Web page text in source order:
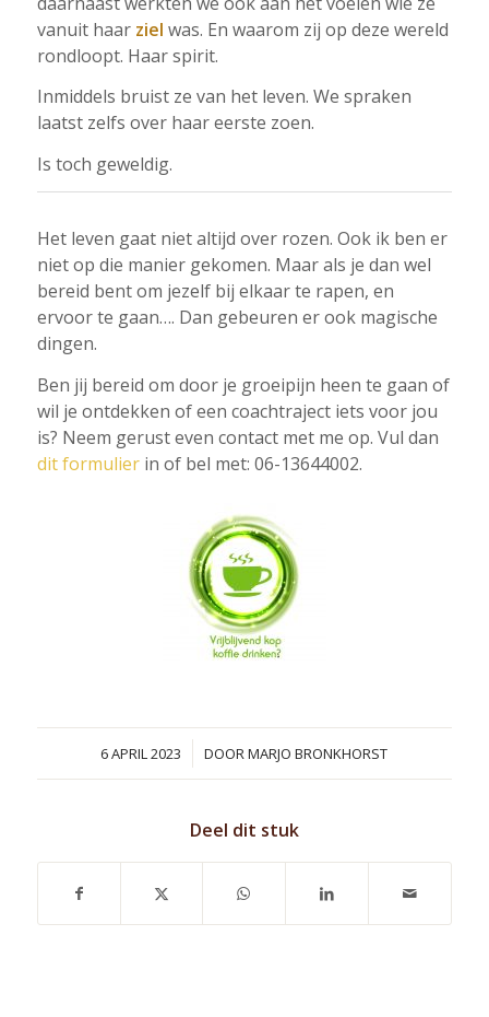
vanuit haar ziel was. En waarom zij op deze wereld
rondloopt. Haar spirit.
Inmiddels bruist ze van het leven. We spraken
laatst zelfs over haar eerste zoen.
Is toch geweldig.
Het leven gaat niet altijd over rozen. Ook ik ben er
niet op die manier gekomen. Maar als je dan wel
bereid bent om jezelf bij elkaar te rapen, en
ervoor te gaan…. Dan gebeuren er ook magische
dingen.
Ben jij bereid om door je groeipijn heen te gaan of
wil je ontdekken of een coachtraject iets voor jou
is? Neem gerust even contact met me op. Vul dan
dit formulierin of bel met: 06-13644002.
6 APRIL 2023
/ DOORMARJO BRONKHORST
Deel dit stuk